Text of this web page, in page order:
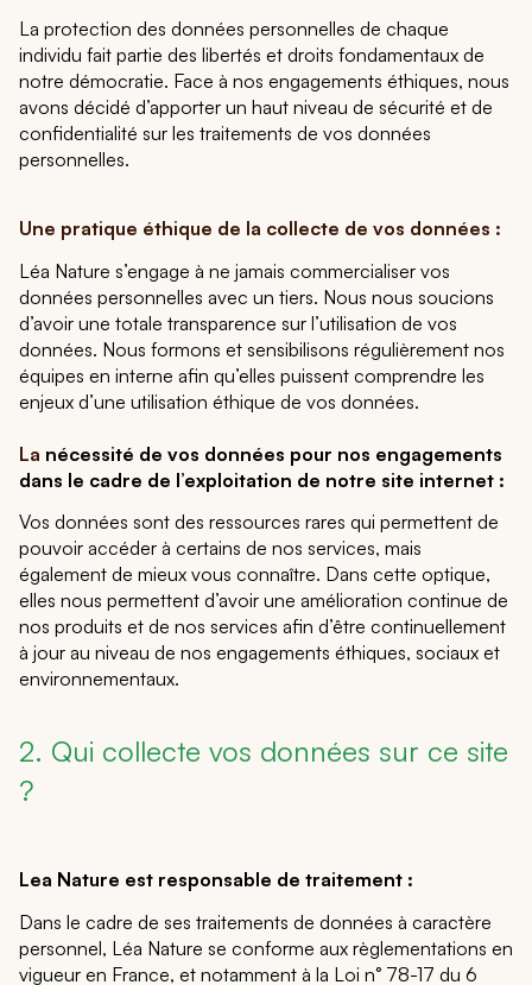
La protection des données personnelles de chaque
individu fait partie des libertés et droits fondamentaux de
notre démocratie. Face à nos engagements éthiques, nous
avons décidé d’apporter un haut niveau de sécurité et de
confidentialité sur les traitements de vos données
personnelles.
Une pratique éthique de la collecte de vos données :
Léa Nature s’engage à ne jamais commercialiser vos
données personnelles avec un tiers. Nous nous soucions
d’avoir une totale transparence sur l’utilisation de vos
données. Nous formons et sensibilisons régulièrement nos
équipes en interne afin qu’elles puissent comprendre les
enjeux d’une utilisation éthique de vos données.
La nécessité de vos données pour nos engagements
dans le cadre de l’exploitation de notre site internet :
Vos données sont des ressources rares qui permettent de
pouvoir accéder à certains de nos services, mais
également de mieux vous connaître. Dans cette optique,
elles nous permettent d’avoir une amélioration continue de
nos produits et de nos services afin d’être continuellement
à jour au niveau de nos engagements éthiques, sociaux et
environnementaux.
2. Qui collecte vos données sur ce site
?
Lea Nature est responsable de traitement :
Dans le cadre de ses traitements de données à caractère
personnel, Léa Nature se conforme aux règlementations en
vigueur en France, et notamment à la Loi n° 78-17 du 6